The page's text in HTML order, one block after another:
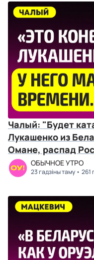
Чалый: "Будет
Лукашенко из
Омане, распад
ОБЫЧНОЕ УТРО
23 гадзіны таму 261